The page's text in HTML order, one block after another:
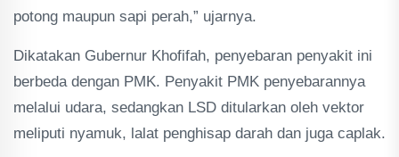
potong maupun sapi perah,” ujarnya.
Dikatakan Gubernur Khofifah, penyebaran penyakit ini
berbeda dengan PMK. Penyakit PMK penyebarannya
melalui udara, sedangkan LSD ditularkan oleh vektor
meliputi nyamuk, lalat penghisap darah dan juga caplak.